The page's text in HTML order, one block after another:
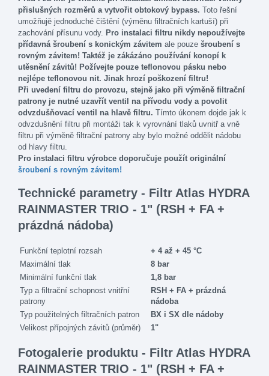
přislušných rozměrů a vytvořit obtokový bypass. Toto řešní
umožňujě jednoduché čištění (výměnu filtračních kartuší) při
zachování přísunu vody. Pro instalaci filtru nikdy nepoužívejte
přídavná šroubení s konickým závitem ale pouze šroubení s
rovným závitem! Taktéž je zákázáno používání konopí k
utěsnění závitů! Požívejte pouze teflonovou pásku nebo
nejlépe teflonovou nit. Jinak hrozí poškození filtru!
Při uvedení filtru do provozu, stejně jako při výměně filtrační
patrony je nutné uzavřít ventil na přívodu vody a povolit
odvzdušňovací ventil na hlavě filtru. Tímto úkonem dojde jak k
odvzdušnění filtru při montáži tak k vyrovnání tlaků uvnitř a vně
filtru při výměně filtrační patrony aby bylo možné oddělit nádobu
od hlavy filtru.
Pro instalaci filtru výrobce doporučuje použít originální
šroubení s rovným závitem!
Technické parametry - Filtr Atlas HYDRA
RAINMASTER TRIO - 1" (RSH + FA +
prázdná nádoba)
Funkční teplotní rozsah
+ 4 až + 45 °C
Maximální tlak
8 bar
Minimální funkční tlak
1,8 bar
Typ a filtrační schopnost vnitřní
patrony
RSH + FA + prázdná
nádoba
Typ použitelných filtračních patron
BX i SX dle nádoby
Velikost přípojných závitů (průměr)
1"
Fotogalerie produktu - Filtr Atlas HYDRA
RAINMASTER TRIO - 1" (RSH + FA +